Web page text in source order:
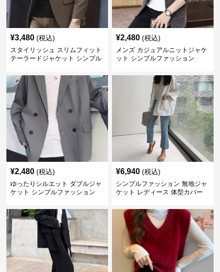
¥3,480 (税込)
スタイリッシュ スリムフィット
テーラードジャケット シンプル
¥2,480 (税込)
メンズ カジュアルニットジャケ
ット シンプルファッション
¥2,480 (税込)
ゆったりシルエット ダブルジャ
ケット シンプルファッション
¥6,940 (税込)
シンプルファッション 無地ジャ
ケット レディース 体型カバー